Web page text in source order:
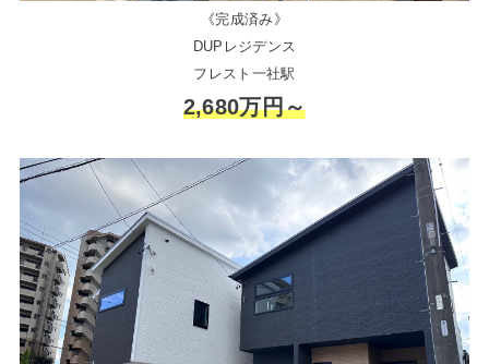
《完成済み》
DUPレジデンス
フレスト一社駅
2,680万円～